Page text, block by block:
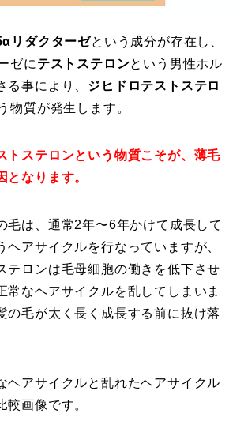
リダクターゼという成分が存在し、
ゼに テストステロンという男性ホル
る事により、 ジヒドロテストステロ
物質が発生します。
トステロンという物質こそが、薄毛
となります。
毛は、通常2年〜6年かけて成長して
ヘアサイクルを行なっていますが、
テロンは毛母細胞の働きを低下させ
常なヘアサイクルを乱してしまいま
の毛が太く長く成長する前に抜け落
ヘアサイクルと乱れたヘアサイクル
較画像です。